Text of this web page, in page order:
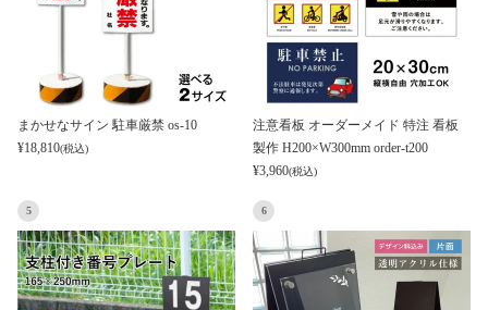
まかせなサイン 駐車厳禁 os-10
¥18,810(税込)
注意看板 オーダーメイド 特注 看板
製作 H200×W300mm order-t200
¥3,960(税込)
5 6